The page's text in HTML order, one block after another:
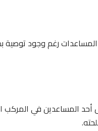
رغم وجود
أحد المساعدين في